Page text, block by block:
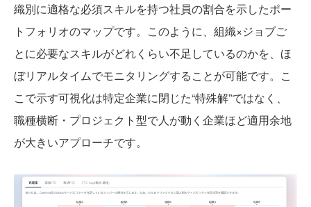
織別に適格な必須スキルを持つ社員の割合を示したポー
トフォリオのマップです。このように、組織×ジョブご
とに必要なスキルがどれくらい不足しているのかを、ほ
ぼリアルタイムでモニタリングすることが可能です。こ
こで示す可視化は特定企業に閉じた“特殊解”ではなく、
職種横断・プロジェクト型で人が動く企業ほど適用余地
が大きいアプローチです。